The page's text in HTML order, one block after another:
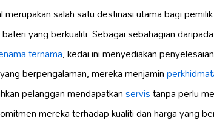
merupakan salah satu destinasi utama bagi
yang berkualiti. Sebagai sebahagian
ternama, kedai ini menyediakan
yang berpengalaman, mereka menjamin
pelanggan mendapatkanservistanpa perlu
mereka terhadap kualiti dan harga yang